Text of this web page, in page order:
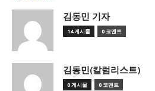
김동민 기자
14 게시물 0 코멘트
김동민(칼럼리스트)
0 게시물 0 코멘트